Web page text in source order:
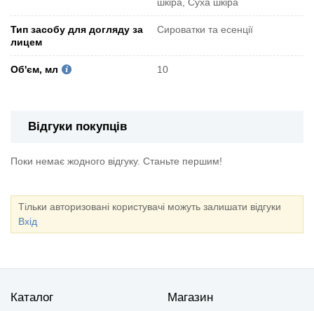
Тип засобу для догляду за
лицем
Сироватки та есенції
Об'єм, мл 10
Відгуки покупців
Поки немає жодного відгуку. Станьте першим!
Тільки авторизовані користувачі можуть залишати відгуки
Вхід
Каталог Магазин